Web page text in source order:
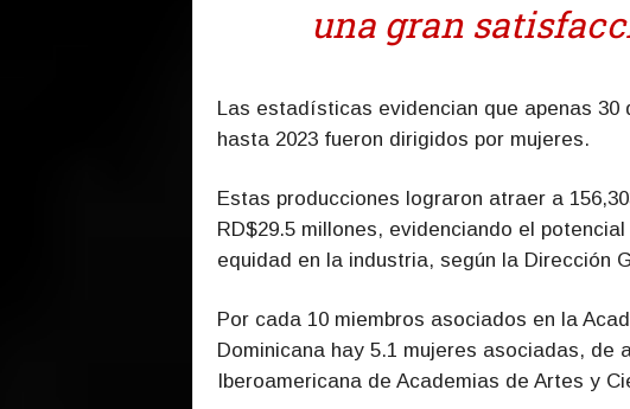
una gran
Las estadísticas evidencian que apenas
hasta 2023 fueron dirigidos por mujeres.
Estas producciones lograron atraer a
RD$29.5 millones, evidenciando el
equidad en la industria, según la Dirección
Por cada 10 miembros asociados en la
Dominicana hay 5.1 mujeres asociadas, de
Iberoamericana de Academias de Artes y